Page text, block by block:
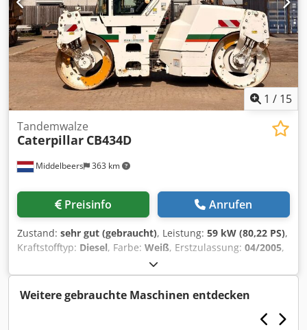
1 / 15
Middelbeers 363 km
Tandemwalze
Caterpillar CB434D
Preisinfo Anrufen
Zustand: sehr gut (gebraucht), Leistung: 59 kW (80,22 PS),
Kraftstofftyp: Diesel, Farbe: Weiß, Erstzulassung: 04/2005,
, Betriebsstunden:
Informationen Modelljahr: 2005 Seriennummer:
CATCB434LCNH00390 Technische Informationen
Zylinderzahl: 4 Motorhubraum: 4.400 cc Antrieb: Rad
Leergewicht: 7.500 kg Funktionell Arbeitsbreite: 150 cm
Weitere gebrauchte Maschinen entdecken